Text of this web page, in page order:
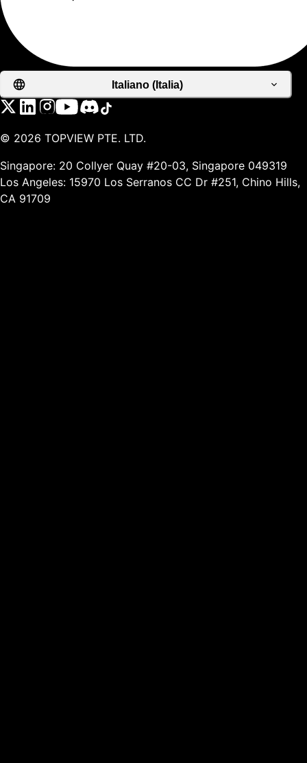
Italiano (Italia)
© 2026 TOPVIEW PTE. LTD.
Singapore: 20 Collyer Quay #20-03, Singapore 049319
Los Angeles: 15970 Los Serranos CC Dr #251, Chino Hills,
CA 91709